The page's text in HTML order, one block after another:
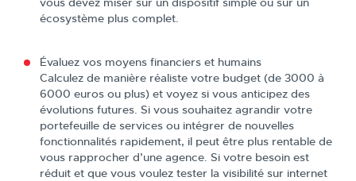
écosystème plus complet.
Évaluez vos moyens financiers et humains
Calculez de manière réaliste votre budget (de 3000 à
6000 euros ou plus) et voyez si vous anticipez des
évolutions futures. Si vous souhaitez agrandir votre
portefeuille de services ou intégrer de nouvelles
fonctionnalités rapidement, il peut être plus rentable de
vous rapprocher d’une agence. Si votre besoin est
réduit et que vous voulez tester la visibilité sur internet